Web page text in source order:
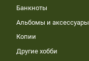
Банкноты
Альбомы и аксессуары
Копии
Другие хобби